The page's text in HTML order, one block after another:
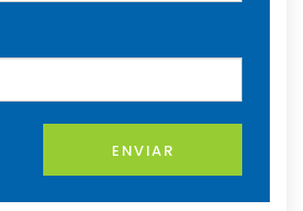
ENVIAR